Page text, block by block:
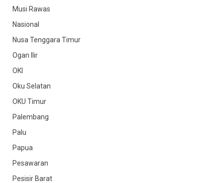
Musi Rawas
Nasional
Nusa Tenggara Timur
Ogan Ilir
OKI
Oku Selatan
OKU Timur
Palembang
Palu
Papua
Pesawaran
Pesisir Barat